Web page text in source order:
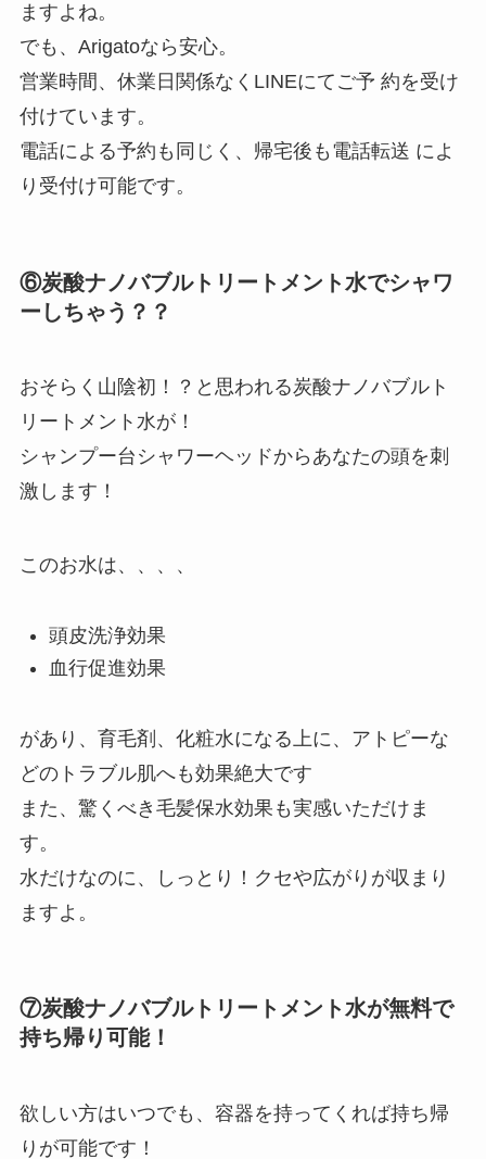
ますよね。
でも、Arigatoなら安心。
営業時間、休業日関係なくLINEにてご予 約を受け
付けています。
電話による予約も同じく、帰宅後も電話転送 によ
り受付け可能です。
⑥炭酸ナノバブルトリートメント水でシャワ
ーしちゃう？？
おそらく山陰初！？と思われる炭酸ナノバブルト
リートメント水が！
シャンプー台シャワーヘッドからあなたの頭を刺
激します！
このお水は、、、、
頭皮洗浄効果
血行促進効果
があり、育毛剤、化粧水になる上に、アトピーな
どのトラブル肌へも効果絶大です
また、 驚くべき毛髪保水効果も実感いただけま
す。
水だけなのに、しっとり！クセや広がりが収まり
ますよ。
⑦炭酸ナノバブルトリートメント水が無料で
持ち帰り可能！
欲しい方はいつでも、容器を持ってくれば持ち帰
りが可能です！